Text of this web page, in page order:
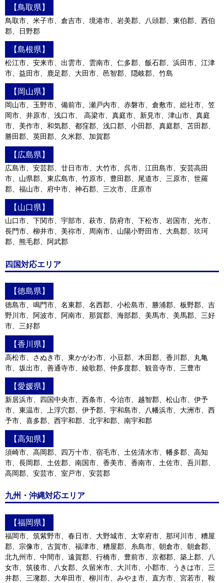
【鳥取県】
鳥取市、米子市、倉吉市、境港市、岩美郡、八頭郡、東伯郡、西伯
郡、日野郡
【島根県】
松江市、安来市、出雲市、雲南市、仁多郡、飯石郡、浜田市、江津
市、益田市、鹿足郡、大田市、邑智郡、隠岐郡、竹島
【岡山県】
岡山市、玉野市、備前市、瀬戸内市、赤磐市、倉敷市、総社市、笠
岡市、井原市、浅口市、 高梁市、真庭市、新見市、津山市、真庭
市、美作市、和気郡、都窪郡、浅口郡、小田郡、真庭郡、苫田郡、
勝田郡、英田郡、久米郡、加賀郡
【広島県】
広島市、安芸郡、廿日市市、大竹市、呉市、江田島市、安芸高田
市、山県郡、東広島市、竹原市、豊田郡、尾道市、三原市、世羅
郡、福山市、府中市、神石郡、三次市、庄原市
【山口県】
山口市、下関市、宇部市、萩市、防府市、下松市、岩国市、光市、
長門市、柳井市、美祢市、周南市、山陽小野田市、大島郡、玖珂
郡、熊毛郡、阿武郡
四国対応エリア
【徳島県】
徳島市、鳴門市、名東郡、名西郡、小松島市、勝浦郡、板野郡、吉
野川市、阿波市、阿南市、那賀郡、海部郡、美馬市、美馬郡、三好
市、三好郡
【香川県】
高松市、さぬき市、東かがわ市、小豆郡、木田郡、香川郡、丸亀
市、坂出市、善通寺市、綾歌郡、仲多度郡、観音寺市、三豊市
【愛媛県】
新居浜市、四国中央市、西条市、今治市、越智郡、松山市、伊予
市、東温市、上浮穴郡、伊予郡、宇和島市、八幡浜市、大洲市、西
予市、喜多郡、西宇和郡、北宇和郡、南宇和郡
【高知県】
須崎市、高岡郡、四万十市、宿毛市、土佐清水市、幡多郡、高知
市、長岡郡、土佐郡、南国市、香美市、香南市、土佐市、吾川郡、
高岡郡、安芸市、室戸市、安芸郡
九州・沖縄対応エリア
【福岡県】
福岡市、筑紫野市、春日市、大野城市、太宰府市、那珂川市、糟屋
郡、宗像市、古賀市、福津市、糟屋郡、糸島市、朝倉市、朝倉郡、
北九州市、中間市、遠賀郡、行橋市、豊前市、京都郡、築上郡、八
女市、筑後市、八女郡、久留米市、大川市、小郡市、うきは市、三
井郡、三潴郡、大牟田市、柳川市、みやま市、直方市、宮若市、鞍